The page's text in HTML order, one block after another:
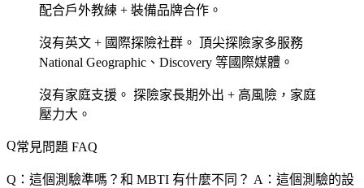
配合戶外教練 + 裝備品牌合作。
沒有英文 + 國際探險社群。 頂尖探險家多服務
National Geographic、Discovery 等國際媒體。
沒有家庭支援。 探險家長期外出 + 高風險，家庭
壓力大。
常見問題 FAQ
Q：這個測驗準嗎？和 MBTI 有什麼不同？ A：這個測驗的設